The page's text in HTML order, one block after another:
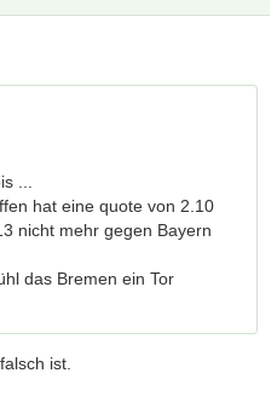
...
hat eine quote von 2.10
nicht mehr gegen Bayern
das Bremen ein Tor
ist.